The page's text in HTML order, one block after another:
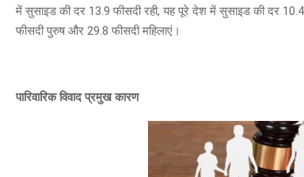
में सुसाइड की दर 13.9 फीसदी रही, यह पूरे देश में सुसाइड की दर
फीसदी पुरुष और 29.8 फीसदी महिलाएं।
पारिवारिक विवाद प्रमुख कारण